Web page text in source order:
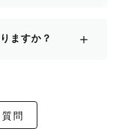
ますか？ ＋
問